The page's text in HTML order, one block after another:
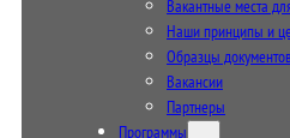
Вакантные места
Наши принципы и
Образцы
Вакансии
Партнеры
Программы